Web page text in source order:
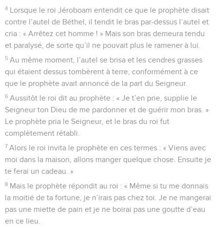
4 Lorsque le roi Jéroboam entendit ce que le prophète disait
contre l’autel de Béthel, il tendit le bras par-dessus l’autel et
cria : « Arrêtez cet homme ! » Mais son bras demeura tendu
et paralysé, de sorte qu’il ne pouvait plus le ramener à lui.
5 Au même moment, l’autel se brisa et les cendres grasses
qui étaient dessus tombèrent à terre, conformément à ce
que le prophète avait annoncé de la part du Seigneur.
6 Aussitôt le roi dit au prophète : « Je t’en prie, supplie le
Seigneur ton Dieu de me pardonner et de guérir mon bras. »
Le prophète pria le Seigneur, et le bras du roi fut
complètement rétabli.
7 Alors le roi invita le prophète en ces termes : « Viens avec
moi dans la maison, allons manger quelque chose. Ensuite je
te ferai un cadeau. »
8 Mais le prophète répondit au roi : « Même si tu me donnais
la moitié de ta fortune, je n’irais pas chez toi. Je ne mangerai
pas une miette de pain et je ne boirai pas une goutte d’eau
en ce lieu.